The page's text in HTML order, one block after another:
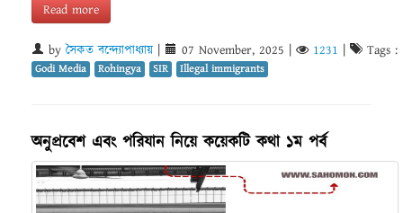
Read more
by সৈকত বন্দ্যোপাধ্যায় 07 November, 2025 1231 Tags :
Godi Media Rohingya SIR Illegal immigrants
অনুপ্রবেশ এবং পরিযান নিয়ে কয়েকটি কথা ১ম পর্ব